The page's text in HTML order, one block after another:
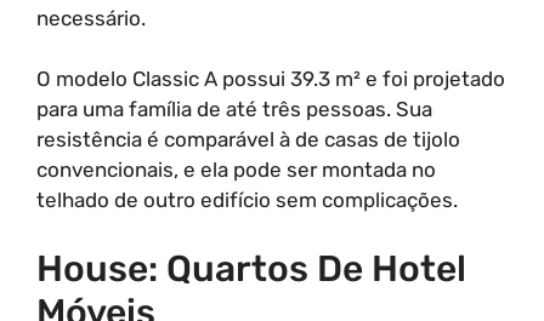
necessário.
O modelo Classic A possui 39.3 m² e foi projetado
para uma família de até três pessoas. Sua
resistência é comparável à de casas de tijolo
convencionais, e ela pode ser montada no
telhado de outro edifício sem complicações.
House: Quartos De Hotel
Móveis